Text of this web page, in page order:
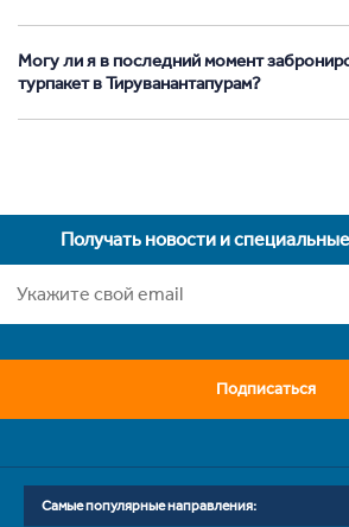
Могу ли я в последний момент
турпакет в Тируванантапурам?
Получать новости и
Подписаться
Самые популярные направления: